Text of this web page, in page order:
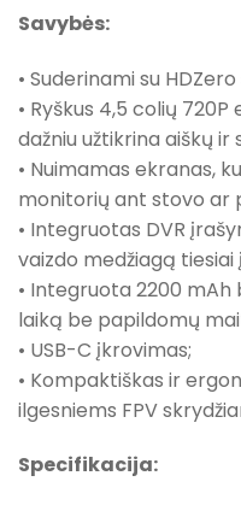
Savybės:
• Suderinami su
• Ryškus 4,5 colių
dažniu užtikrina aiškų ir
• Nuimamas ekranas,
monitorių ant stovo ar
• Integruotas DVR
vaizdo medžiagą
• Integruota 2200
laiką be papildomų
• USB-C įkrovimas;
• Kompaktiškas ir
ilgesniems FPV
Specifikacija: